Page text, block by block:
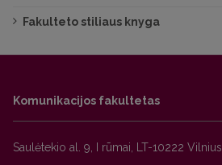
Fakulteto stiliaus knyga
Komunikacijos fakultetas
Saulėtekio al. 9, I rūmai, LT-10222 Vilnius